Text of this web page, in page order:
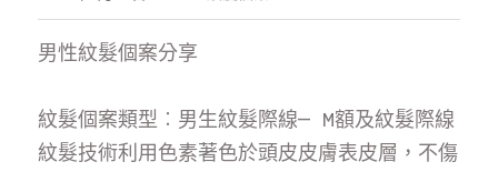
聯絡我們
男性紋髮個案分享
紋髮個案類型︰男生紋髮際線— M額及紋髮際線
紋髮技術利用色素著色於頭皮皮膚表皮層，不傷